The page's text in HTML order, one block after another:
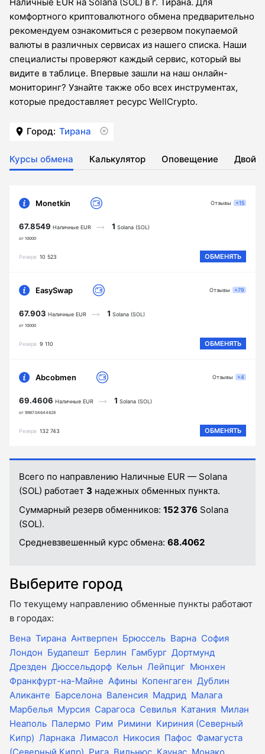
Наличные EUR на Solana (SOL) в г. Тирана. Для
комфортного криптовалютного обмена предварительно
рекомендуем ознакомиться с резервом покупаемой
валюты в различных сервисах из нашего списка. Наши
специалисты проверяют каждый сервис, который вы
видите в таблице. Впервые зашли на наш онлайн-
мониторинг? Узнайте также обо всех инструментах,
которые предоставляет ресурс WellCrypto.
Город: Тирана
Курсы обмена Калькулятор Оповещение
Monetkin
67.8549 Наличные EUR
от 10000
1 Solana (SOL)
Резерв 10 523 ОБМЕНЯТЬ
Отзывы +15
EasySwap
67.903 Наличные EUR
от 10000
1 Solana (SOL)
Резерв 9 110 ОБМЕНЯТЬ
Отзывы +79
Abcobmen
69.4606 Наличные EUR
от 9987.04644828
1 Solana (SOL)
Резерв 132 743 ОБМЕНЯТЬ
Отзывы +4
Всего по направлению Наличные EUR — Solana
(SOL) работает 3 надежных обменных пункта.
Суммарный резерв обменников: 152 376 Solana
(SOL).
Средневзвешенный курс обмена: 68.4062
Выберите город
По текущему направлению обменные пункты работают
в городах:
Вена Тирана Антверпен Брюссель Варна София
Лондон Будапешт Берлин Гамбург Дортмунд
Дрезден Дюссельдорф Кельн Лейпциг Мюнхен
Франкфурт-на-Майне Афины Копенгаген Дублин
Аликанте Барселона Валенсия Мадрид Малага
Марбелья Мурсия Сарагоса Севилья Катания Милан
Неаполь Палермо Рим Римини Кириния (Северный
Кипр) Ларнака Лимасол Никосия Пафос Фамагуста